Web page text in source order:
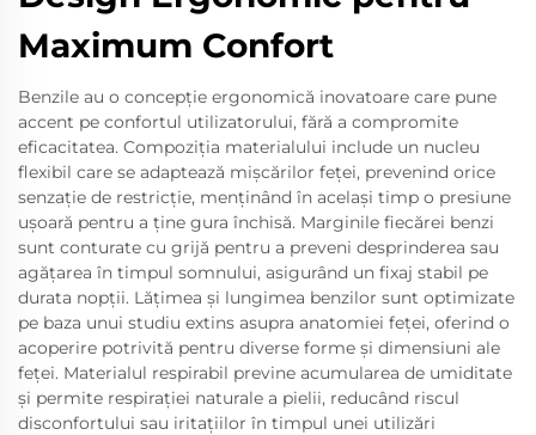
Maximum Confort
Benzile au o concepție ergonomică inovatoare care pune
accent pe confortul utilizatorului, fără a compromite
eficacitatea. Compoziția materialului include un nucleu
flexibil care se adaptează mișcărilor feței, prevenind orice
senzație de restricție, menținând în același timp o presiune
ușoară pentru a ține gura închisă. Marginile fiecărei benzi
sunt conturate cu grijă pentru a preveni desprinderea sau
agățarea în timpul somnului, asigurând un fixaj stabil pe
durata nopții. Lățimea și lungimea benzilor sunt optimizate
pe baza unui studiu extins asupra anatomiei feței, oferind o
acoperire potrivită pentru diverse forme și dimensiuni ale
feței. Materialul respirabil previne acumularea de umiditate
și permite respirației naturale a pielii, reducând riscul
disconfortului sau iritațiilor în timpul unei utilizări